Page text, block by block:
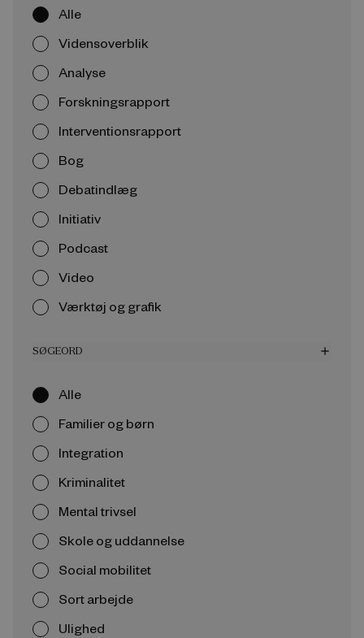
Alle
Vidensoverblik
Analyse
Forskningsrapport
Interventionsrapport
Bog
Debatindlæg
Initiativ
Podcast
Video
Værktøj og grafik
SØGEORD add
Alle
Familier og børn
Integration
Kriminalitet
Mental trivsel
Skole og uddannelse
Social mobilitet
Sort arbejde
Ulighed